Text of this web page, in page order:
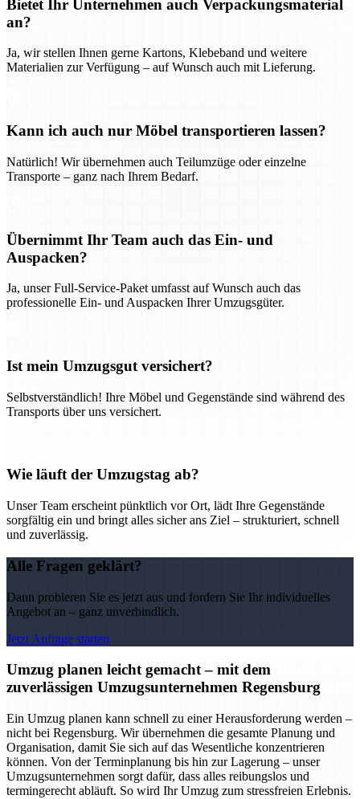
Bietet Ihr Unternehmen auch Verpackungsmaterial
an?
Ja, wir stellen Ihnen gerne Kartons, Klebeband und weitere
Materialien zur Verfügung – auf Wunsch auch mit Lieferung.
Kann ich auch nur Möbel transportieren lassen?
Natürlich! Wir übernehmen auch Teilumzüge oder einzelne
Transporte – ganz nach Ihrem Bedarf.
Übernimmt Ihr Team auch das Ein- und
Auspacken?
Ja, unser Full-Service-Paket umfasst auf Wunsch auch das
professionelle Ein- und Auspacken Ihrer Umzugsgüter.
Ist mein Umzugsgut versichert?
Selbstverständlich! Ihre Möbel und Gegenstände sind während des
Transports über uns versichert.
Wie läuft der Umzugstag ab?
Unser Team erscheint pünktlich vor Ort, lädt Ihre Gegenstände
sorgfältig ein und bringt alles sicher ans Ziel – strukturiert, schnell
und zuverlässig.
Alle Fragen geklärt?
Dann probieren Sie es jetzt aus und fordern Sie Ihr individuelles
Angebot an – ganz unverbindlich.
Jetzt Anfrage starten
Umzug planen leicht gemacht – mit dem
zuverlässigen Umzugsunternehmen Regensburg
Ein Umzug planen kann schnell zu einer Herausforderung werden –
nicht bei Regensburg. Wir übernehmen die gesamte Planung und
Organisation, damit Sie sich auf das Wesentliche konzentrieren
können. Von der Terminplanung bis hin zur Lagerung – unser
Umzugsunternehmen sorgt dafür, dass alles reibungslos und
termingerecht abläuft. So wird Ihr Umzug zum stressfreien Erlebnis.